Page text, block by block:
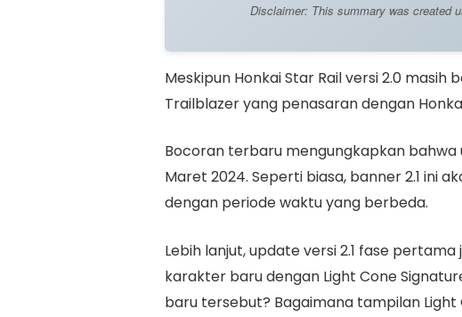
Disclaimer: This summary was created
Meskipun Honkai Star Rail versi 2.0 masih
Trailblazer yang penasaran dengan Honkai
Bocoran terbaru mengungkapkan bahwa
Maret 2024. Seperti biasa, banner 2.1 ini
dengan periode waktu yang berbeda.
Lebih lanjut, update versi 2.1 fase
karakter baru dengan Light Cone
baru tersebut? Bagaimana tampilan Light